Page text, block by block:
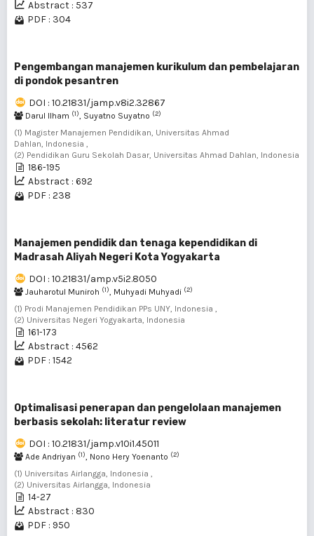
Abstract : 537
PDF : 304
Pengembangan manajemen kurikulum dan pembelajaran
di pondok pesantren
DOI : 10.21831/jamp.v8i2.32867
Darul Ilham (1), Suyatno Suyatno (2)
(1) Magister Manajemen Pendidikan, Universitas Ahmad
Dahlan, Indonesia ,
(2) Pendidikan Guru Sekolah Dasar, Universitas Ahmad Dahlan, Indonesia
186-195
Abstract : 692
PDF : 238
Manajemen pendidik dan tenaga kependidikan di
Madrasah Aliyah Negeri Kota Yogyakarta
DOI : 10.21831/amp.v5i2.8050
Jauharotul Muniroh (1), Muhyadi Muhyadi (2)
(1) Prodi Manajemen Pendidikan PPs UNY, Indonesia ,
(2) Universitas Negeri Yogyakarta, Indonesia
161-173
Abstract : 4562
PDF : 1542
Optimalisasi penerapan dan pengelolaan manajemen
berbasis sekolah: literatur review
DOI : 10.21831/jamp.v10i1.45011
Ade Andriyan (1), Nono Hery Yoenanto (2)
(1) Universitas Airlangga, Indonesia ,
(2) Universitas Airlangga, Indonesia
14-27
Abstract : 830
PDF : 950